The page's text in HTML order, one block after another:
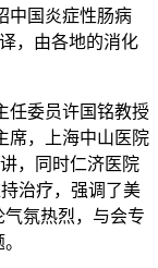
中国炎症性肠病
，由各地的消化
任委员许国铭教授
席，上海中山医院
，同时仁济医院
治疗，强调了美
氛热烈，与会专